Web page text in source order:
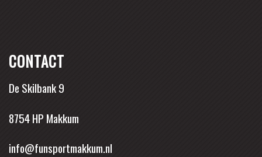
CONTACT
De Skilbank 9
8754 HP Makkum
info@funsportmakkum.nl